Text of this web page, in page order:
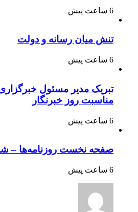
6 ساعت پیش
تنش میان رسانه و دولت
6 ساعت پیش
تبریک مدیر مسئول
مناسبت روز خبرنگار
6 ساعت پیش
صفحه نخست روزنامه‌ها – شنبه ۱۷
6 ساعت پیش